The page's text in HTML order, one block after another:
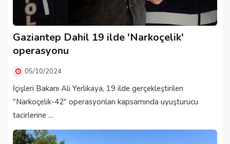
Gaziantep Dahil 19 ilde 'Narkoçelik'
operasyonu
05/10/2024
İçişleri Bakanı Ali Yerlikaya, 19 ilde gerçekleştirilen
"Narkoçelik-42" operasyonları kapsamında uyuşturucu
tacirlerine ...